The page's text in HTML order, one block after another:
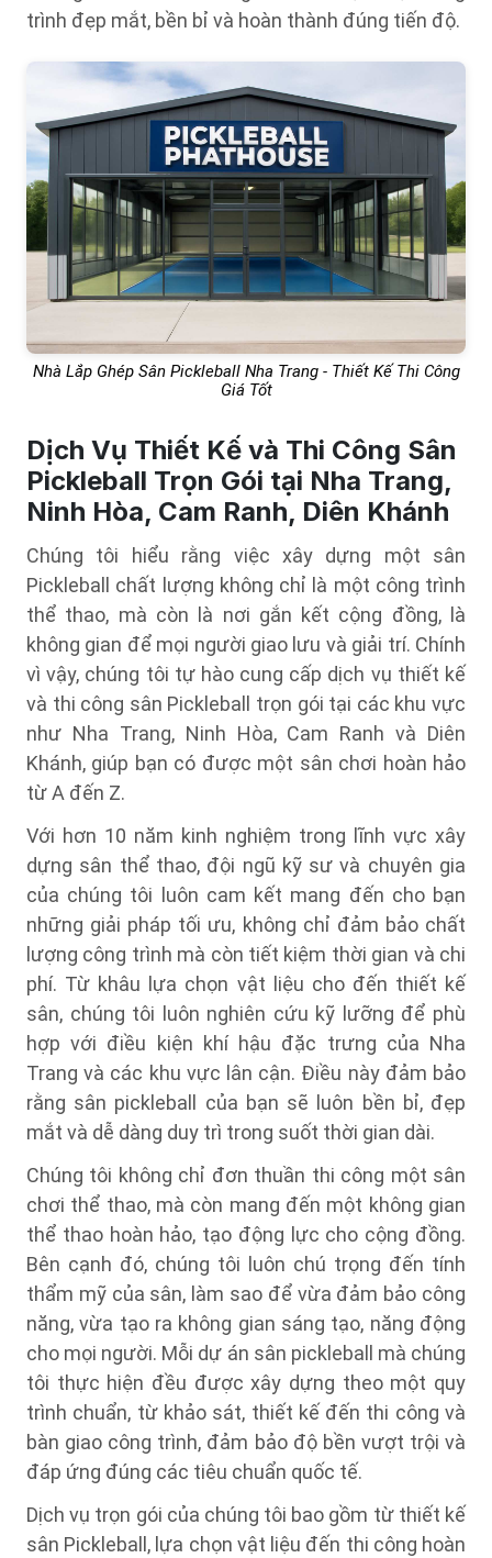
trình đẹp mắt, bền bỉ và hoàn thành đúng tiến độ.
Nhà Lắp Ghép Sân Pickleball Nha Trang - Thiết Kế Thi Công
Giá Tốt
Dịch Vụ Thiết Kế và Thi Công Sân
Pickleball Trọn Gói tại Nha Trang,
Ninh Hòa, Cam Ranh, Diên Khánh
Chúng tôi hiểu rằng việc xây dựng một sân
Pickleball chất lượng không chỉ là một công trình
thể thao, mà còn là nơi gắn kết cộng đồng, là
không gian để mọi người giao lưu và giải trí. Chính
vì vậy, chúng tôi tự hào cung cấp dịch vụ thiết kế
và thi công sân Pickleball trọn gói tại các khu vực
như Nha Trang, Ninh Hòa, Cam Ranh và Diên
Khánh, giúp bạn có được một sân chơi hoàn hảo
từ A đến Z.
Với hơn 10 năm kinh nghiệm trong lĩnh vực xây
dựng sân thể thao, đội ngũ kỹ sư và chuyên gia
của chúng tôi luôn cam kết mang đến cho bạn
những giải pháp tối ưu, không chỉ đảm bảo chất
lượng công trình mà còn tiết kiệm thời gian và chi
phí. Từ khâu lựa chọn vật liệu cho đến thiết kế
sân, chúng tôi luôn nghiên cứu kỹ lưỡng để phù
hợp với điều kiện khí hậu đặc trưng của Nha
Trang và các khu vực lân cận. Điều này đảm bảo
rằng sân pickleball của bạn sẽ luôn bền bỉ, đẹp
mắt và dễ dàng duy trì trong suốt thời gian dài.
Chúng tôi không chỉ đơn thuần thi công một sân
chơi thể thao, mà còn mang đến một không gian
thể thao hoàn hảo, tạo động lực cho cộng đồng.
Bên cạnh đó, chúng tôi luôn chú trọng đến tính
thẩm mỹ của sân, làm sao để vừa đảm bảo công
năng, vừa tạo ra không gian sáng tạo, năng động
cho mọi người. Mỗi dự án sân pickleball mà chúng
tôi thực hiện đều được xây dựng theo một quy
trình chuẩn, từ khảo sát, thiết kế đến thi công và
bàn giao công trình, đảm bảo độ bền vượt trội và
đáp ứng đúng các tiêu chuẩn quốc tế.
Dịch vụ trọn gói của chúng tôi bao gồm từ thiết kế
sân Pickleball, lựa chọn vật liệu đến thi công hoàn